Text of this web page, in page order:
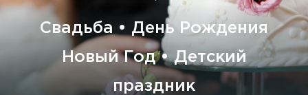
Свадьба • День Рождения
Новый Год • Детский
праздник